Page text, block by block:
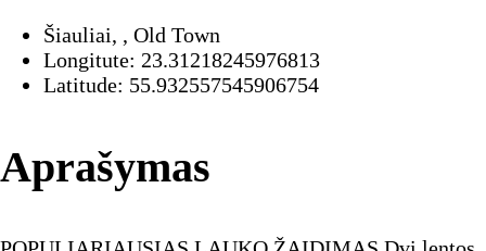
Šiauliai, , Old Town
Longitute: 23.31218245976813
Latitude: 55.932557545906754
Aprašymas